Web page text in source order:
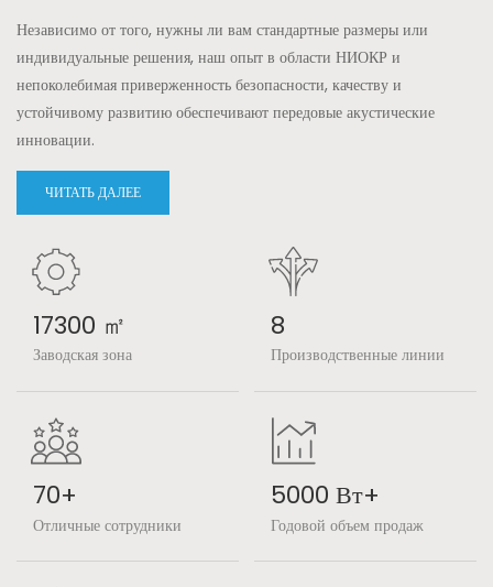
Независимо от того, нужны ли вам стандартные размеры или
индивидуальные решения, наш опыт в области НИОКР и
непоколебимая приверженность безопасности, качеству и
устойчивому развитию обеспечивают передовые акустические
инновации.
ЧИТАТЬ ДАЛЕЕ
17300 ㎡
Заводская зона
8
Производственные линии
70+
Отличные сотрудники
5000 Вт+
Годовой объем продаж